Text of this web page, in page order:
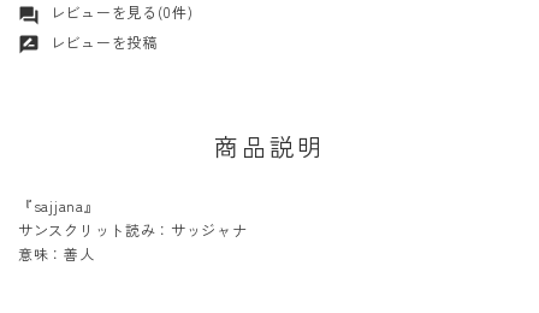
forum レビューを見る(0件)
rate_review レビューを投稿
商品説明
『sajjana』
サンスクリット読み：サッジャナ
意味：善人